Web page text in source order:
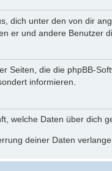
dich unter den von dir
er und andere Benutzer
Seiten, die die phpBB-
informieren.
welche Daten über dich
deiner Daten